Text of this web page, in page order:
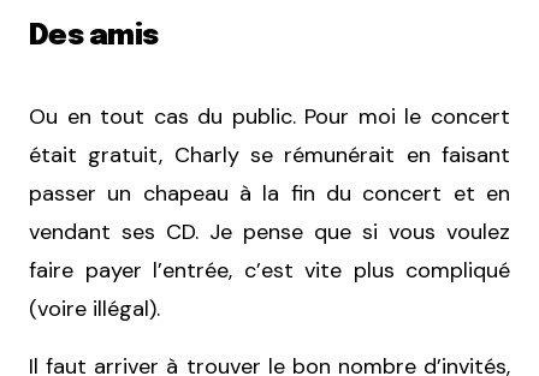
Des amis
Ou en tout cas du public. Pour moi le concert
était gratuit, Charly se rémunérait en faisant
passer un chapeau à la fin du concert et en
vendant ses CD. Je pense que si vous voulez
faire payer l’entrée, c’est vite plus compliqué
(voire illégal).
Il faut arriver à trouver le bon nombre d’invités,